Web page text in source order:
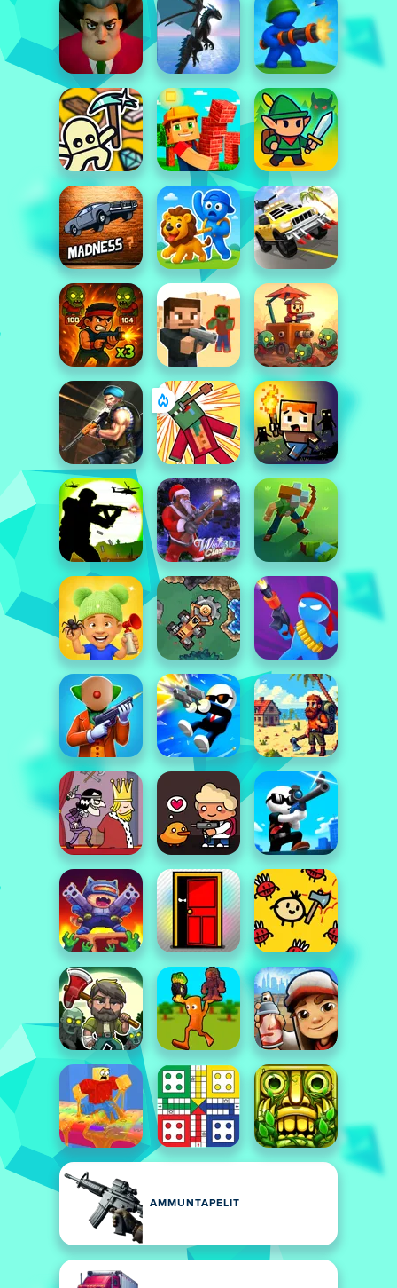
AMMUNTAPELIT